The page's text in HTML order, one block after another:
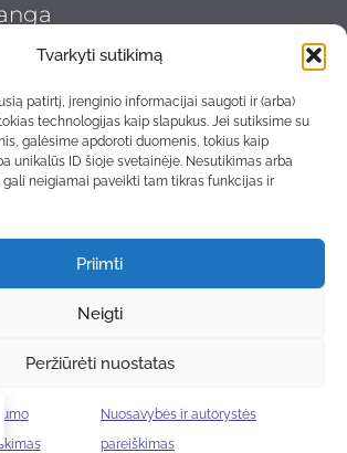
Tvarkyti sutikimą
patirtį, įrenginio informacijai saugoti ir (arba)
technologijas kaip slapukus. Jei sutiksime su
galėsime apdoroti duomenis, tokius kaip
unikalūs ID šioje svetainėje. Nesutikimas arba
neigiamai paveikti tam tikras funkcijas ir
Priimti
Neigti
Peržiūrėti nuostatas
Nuosavybės ir autorystės
pareiškimas
ir higiena
plieno gaminiai
ir sandėliavimas
ir gėrimai
reikmenys